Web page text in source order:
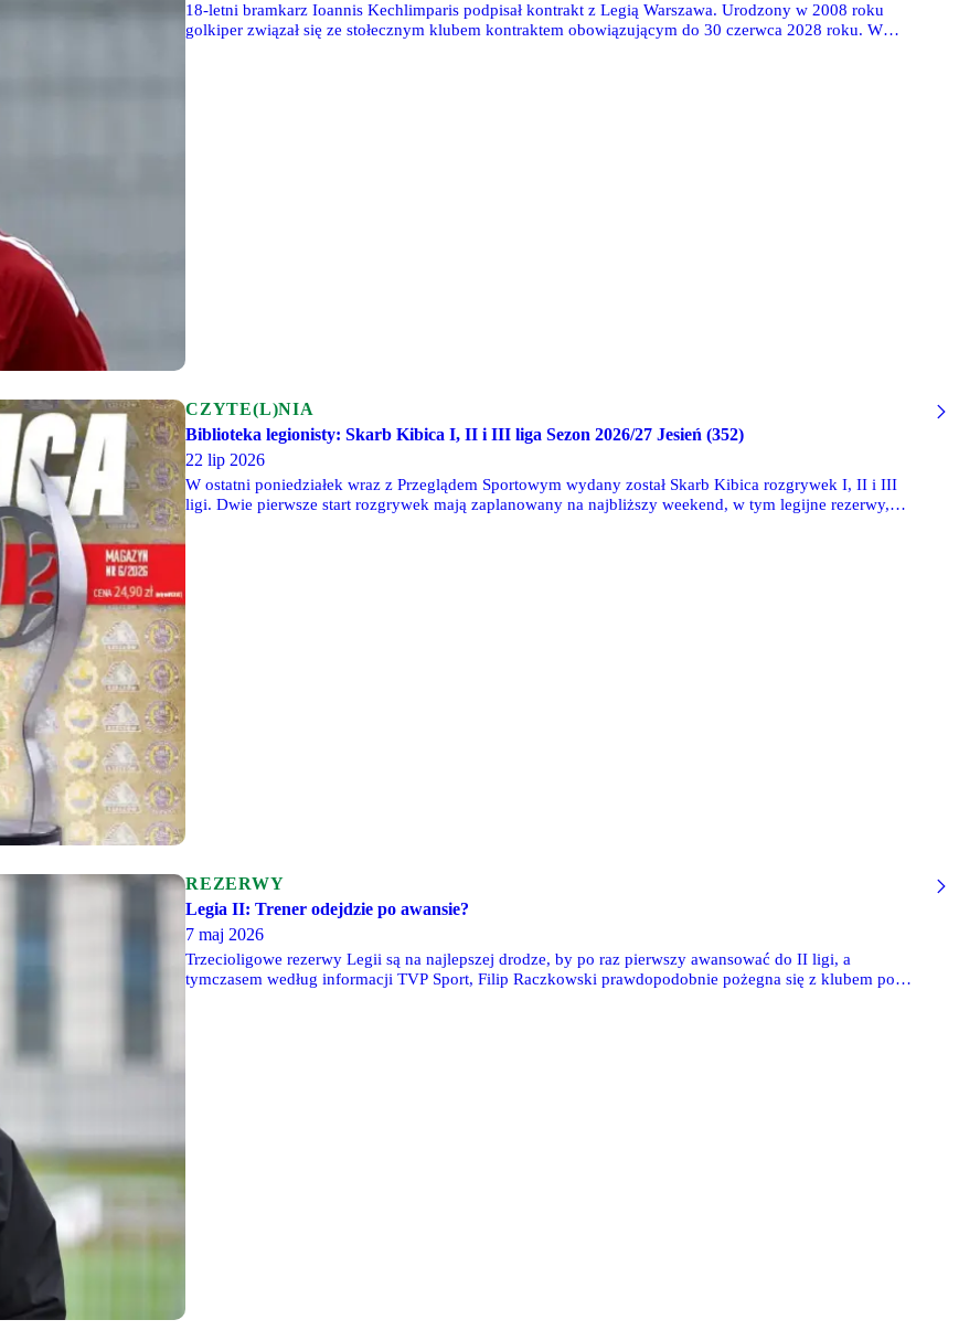
18-letni bramkarz Ioannis Kechlimparis podpisał kontrakt z Legią Warszawa. Urodzony w 2008 roku
golkiper związał się ze stołecznym klubem kontraktem obowiązującym do 30 czerwca 2028 roku. W
CZYTE(L)NIA
Biblioteka legionisty: Skarb Kibica I, II i III liga Sezon 2026/27 Jesień (352)
22 lip 2026
W ostatni poniedziałek wraz z Przeglądem Sportowym wydany został Skarb Kibica rozgrywek I, II i III
ligi. Dwie pierwsze start rozgrywek mają zaplanowany na najbliższy weekend, w tym legijne rezerwy,
REZERWY
Legia II: Trener odejdzie po awansie?
7 maj 2026
Trzecioligowe rezerwy Legii są na najlepszej drodze, by po raz pierwszy awansować do II ligi, a
tymczasem według informacji TVP Sport, Filip Raczkowski prawdopodobnie pożegna się z klubem po